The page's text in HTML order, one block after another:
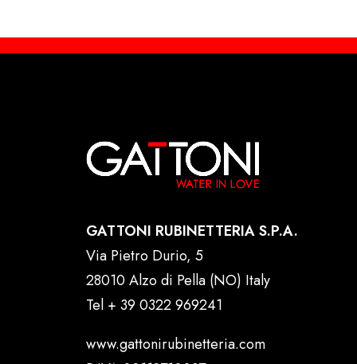
GATTONI RUBINETTERIA S.P.A.
Via Pietro Durio, 5
28010 Alzo di Pella (NO) Italy
Tel + 39 0322 969241
www.gattonirubinetteria.com